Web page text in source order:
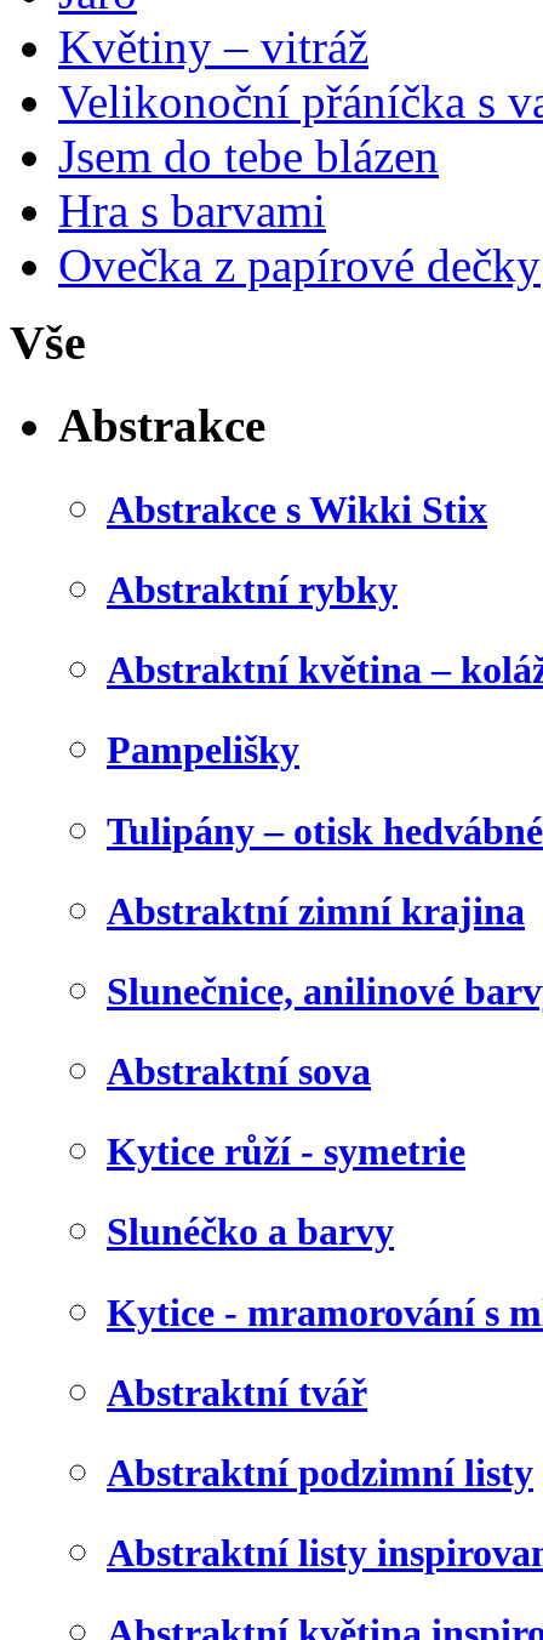
Květiny – vitráž
Velikonoční přáníčka s
Jsem do tebe blázen
Hra s barvami
Ovečka z papírové dečky
Vše
Abstrakce
Abstrakce s Wikki Stix
Abstraktní rybky
Abstraktní květina –
Pampelišky
Tulipány – otisk
Abstraktní zimní krajina
Slunečnice, anilinové
Abstraktní sova
Kytice růží - symetrie
Slunéčko a barvy
Kytice - mramorování s
Abstraktní tvář
Abstraktní podzimní listy
Abstraktní listy